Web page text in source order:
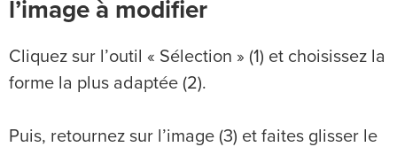
l’image à modifier
Cliquez sur l’outil « Sélection » (1) et choisissez la
forme la plus adaptée (2).
Puis, retournez sur l’image (3) et faites glisser le